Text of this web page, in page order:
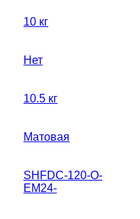
10 кг
Нет
10.5 кг
Матовая
SHFDC-120-O-
EM24-